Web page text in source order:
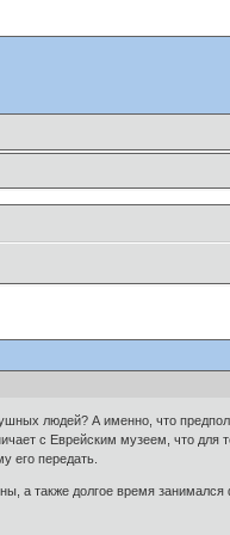
людей? А именно, что
с Еврейским музеем, что
его передать.
а также долгое время